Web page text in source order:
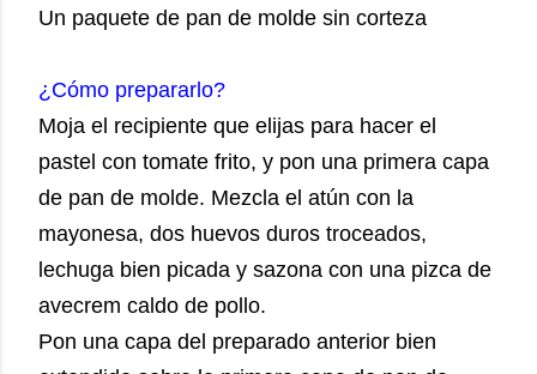
Un paquete de pan de molde sin corteza
¿Cómo prepararlo?
Moja el recipiente que elijas para hacer el
pastel con tomate frito, y pon una primera capa
de pan de molde. Mezcla el atún con la
mayonesa, dos huevos duros troceados,
lechuga bien picada y sazona con una pizca de
avecrem caldo de pollo.
Pon una capa del preparado anterior bien